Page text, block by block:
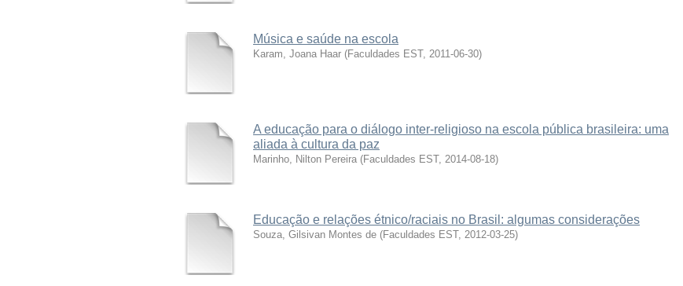
Música e saúde na escola
Karam, Joana Haar (Faculdades EST, 2011-06-30)
A educação para o diálogo inter-religioso na escola pública brasileira: uma
aliada à cultura da paz
Marinho, Nilton Pereira (Faculdades EST, 2014-08-18)
Educação e relações étnico/raciais no Brasil: algumas considerações
Souza, Gilsivan Montes de (Faculdades EST, 2012-03-25)